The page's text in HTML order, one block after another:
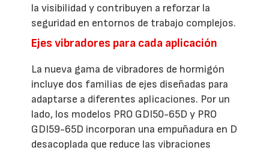
la visibilidad y contribuyen a reforzar la
seguridad en entornos de trabajo complejos.
Ejes vibradores para cada aplicación
La nueva gama de vibradores de hormigón
incluye dos familias de ejes diseñadas para
adaptarse a diferentes aplicaciones. Por un
lado, los modelos PRO GDI50-65D y PRO
GDI59-65D incorporan una empuñadura en D
desacoplada que reduce las vibraciones